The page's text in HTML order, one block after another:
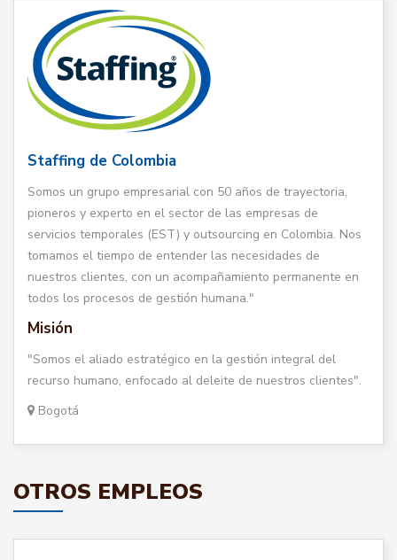
Staffing de Colombia
Somos un grupo empresarial con 50 años de trayectoria,
pioneros y experto en el sector de las empresas de
servicios temporales (EST) y outsourcing en Colombia. Nos
tomamos el tiempo de entender las necesidades de
nuestros clientes, con un acompañamiento permanente en
todos los procesos de gestión humana."
Misión
"Somos el aliado estratégico en la gestión integral del
recurso humano, enfocado al deleite de nuestros clientes".
Bogotá
OTROS EMPLEOS